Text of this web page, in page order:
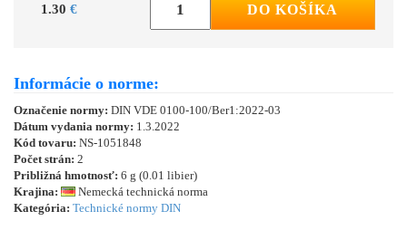
1.30 € DO KOŠÍKA
Informácie o norme:
Označenie normy: DIN VDE 0100-100/Ber1:2022-03
Dátum vydania normy: 1.3.2022
Kód tovaru: NS-1051848
Počet strán: 2
Približná hmotnosť: 6 g (0.01 libier)
Krajina:
Nemecká technická norma
Kategória: Technické normy DIN